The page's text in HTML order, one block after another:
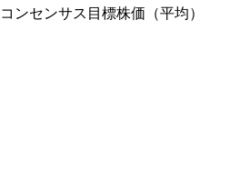
コンセンサス目標株価（平均）